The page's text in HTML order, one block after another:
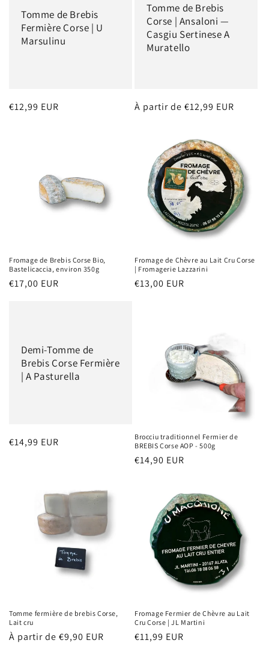
Tomme de Brebis
Fermière Corse | U
Marsulinu
Prix
€12,99 EUR
Tomme de Brebis
Corse | Ansaloni —
Casgiu Sertinese A
Muratello
Prix
À partir de €12,99 EUR
Fromage de Brebis Corse Bio,
Bastelicaccia, environ 350g
Prix
€17,00 EUR
Fromage de Chèvre au Lait Cru Corse
| Fromagerie Lazzarini
Prix
€13,00 EUR
Demi-Tomme de
Brebis Corse Fermière
| A Pasturella
Prix
€14,99 EUR
Brocciu traditionnel Fermier de
BREBIS Corse AOP - 500g
Prix
€14,90 EUR
Tomme fermière de brebis Corse,
Lait cru
Prix
À partir de €9,90 EUR
Fromage Fermier de Chèvre au Lait
Cru Corse | JL Martini
Prix
€11,99 EUR